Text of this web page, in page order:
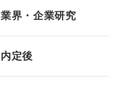
業界・企業研究
内定後